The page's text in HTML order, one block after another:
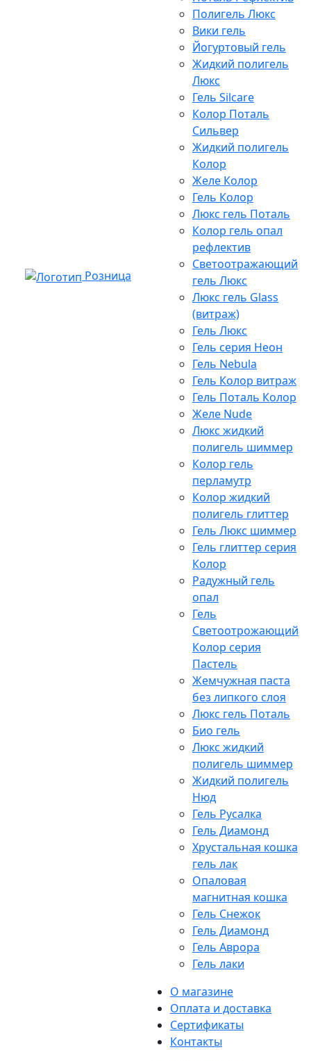
Розница
Полигель Люкс
Вики гель
Йогуртовый гель
Жидкий полигель
Люкс
Гель Silcare
Колор Поталь
Сильвер
Жидкий полигель
Колор
Желе Колор
Гель Колор
Люкс гель Поталь
Колор гель опал
рефлектив
Светоотражающий
гель Люкс
Люкс гель Glass
(витраж)
Гель Люкс
Гель серия Неон
Гель Nebula
Гель Колор витраж
Гель Поталь Колор
Желе Nude
Люкс жидкий
полигель шиммер
Колор гель
перламутр
Колор жидкий
полигель глиттер
Гель Люкс шиммер
Гель глиттер серия
Колор
Радужный гель
опал
Гель
Светоотрожающий
Колор серия
Пастель
Жемчужная паста
без липкого слоя
Люкс гель Поталь
Био гель
Люкс жидкий
полигель шиммер
Жидкий полигель
Нюд
Гель Русалка
Гель Диамонд
Хрустальная кошка
гель лак
Опаловая
магнитная кошка
Гель Снежок
Гель Диамонд
Гель Аврора
Гель лаки
О магазине
Оплата и доставка
Cертификаты
Контакты